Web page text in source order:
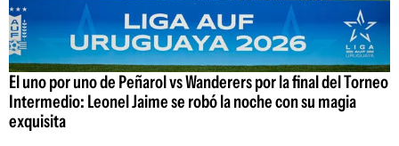
El uno por uno de Peñarol vs Wanderers por la final del Torneo
Intermedio: Leonel Jaime se robó la noche con su magia
exquisita